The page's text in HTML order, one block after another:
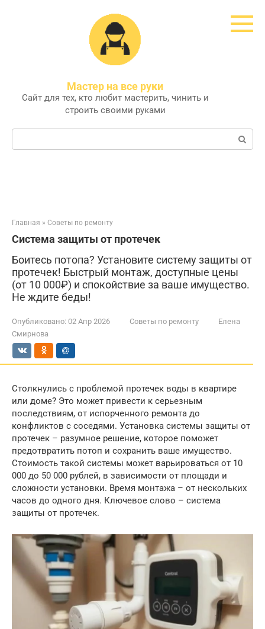
Мастер на все руки
Сайт для тех, кто любит мастерить, чинить и
строить своими руками
Поиск:
Главная » Советы по ремонту
Система защиты от протечек
Боитесь потопа? Установите систему защиты от
протечек! Быстрый монтаж, доступные цены
(от 10 000₽) и спокойствие за ваше имущество.
Не ждите беды!
Опубликовано: 02 Апр 2026 Советы по ремонту
Елена
Смирнова
Столкнулись с проблемой протечек воды в квартире
или доме? Это может привести к серьезным
последствиям, от испорченного ремонта до
конфликтов с соседями. Установка системы защиты от
протечек – разумное решение, которое поможет
предотвратить потоп и сохранить ваше имущество.
Стоимость такой системы может варьироваться от 10
000 до 50 000 рублей, в зависимости от площади и
сложности установки. Время монтажа – от нескольких
часов до одного дня. Ключевое слово – система
защиты от протечек.